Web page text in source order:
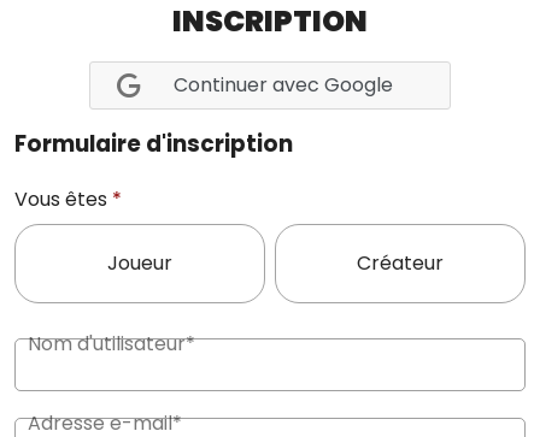
INSCRIPTION
Continuer avec Google
Formulaire d'inscription
Vous êtes *
Joueur Créateur
Nom d'utilisateur*
Adresse e-mail*